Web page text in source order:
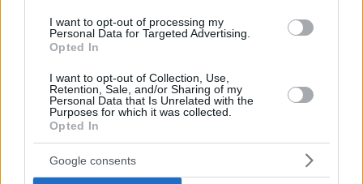
I want to opt-out of processing my
Personal Data for Targeted Advertising.
Opted In
I want to opt-out of Collection, Use,
Retention, Sale, and/or Sharing of my
Personal Data that Is Unrelated with the
Purposes for which it was collected.
Opted In
Google consents